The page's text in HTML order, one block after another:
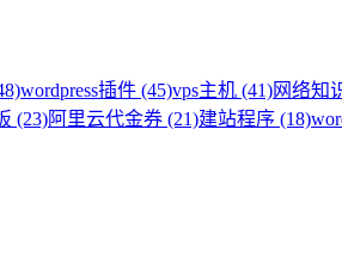
wordpress插件 (45)vps主机 (41)网络知
(23)阿里云代金券 (21)建站程序 (18)